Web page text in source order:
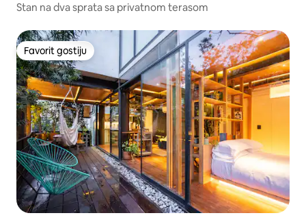
Stan na dva sprata sa privatnom terasom
Favorit gostiju
Favorit gostiju